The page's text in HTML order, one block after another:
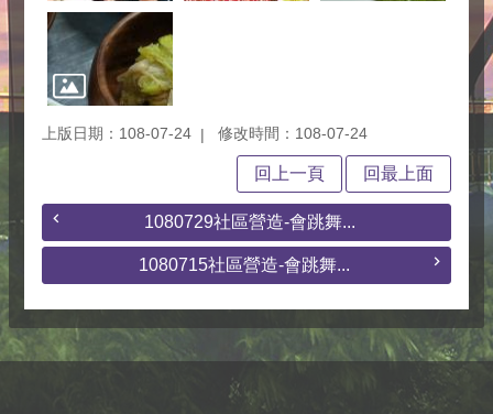
上版日期：108-07-24 修改時間：108-07-24
回上一頁 回最上面
1080729社區營造-會跳舞...
1080715社區營造-會跳舞...